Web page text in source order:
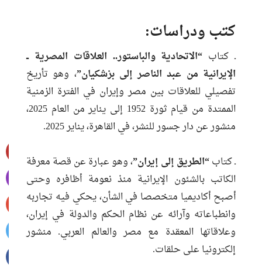
كتب ودراسات:
ـ كتاب “الاتحادية والباستور.. العلاقات المصرية ــ
الإيرانية من عبد الناصر إلى بزشكيان”، وهو تأريخ
تفصيلي للعلاقات بين مصر وإيران في الفترة الزمنية
الممتدة من قيام ثورة 1952 إلى يناير من العام 2025،
منشور عن دار جسور للنشر، في القاهرة، يناير 2025.
ـ كتاب“الطريق إلى إيران”، وهو عبارة عن قصة معرفة
الكاتب بالشئون الإيرانية منذ نعومة أظافره وحتى
أصبح أكاديميا متخصصا في الشأن، يحكي فيه تجاربه
وانطباعاته وآرائه عن نظام الحكم والدولة في إيران،
وعلاقاتها المعقدة مع مصر والعالم العربي. منشور
إلكترونيا على حلقات.